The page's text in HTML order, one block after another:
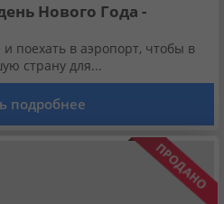
Нового Года -
поехать в аэропорт, чтобы в
страну для...
подробнее